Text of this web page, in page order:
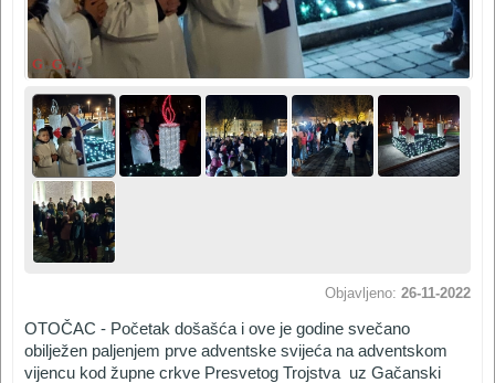
Objavljeno: 26-11-2022
OTOČAC - Početak došašća i ove je godine svečano
obilježen paljenjem prve adventske svijeća na adventskom
vijencu kod župne crkve Presvetog Trojstva uz Gačanski